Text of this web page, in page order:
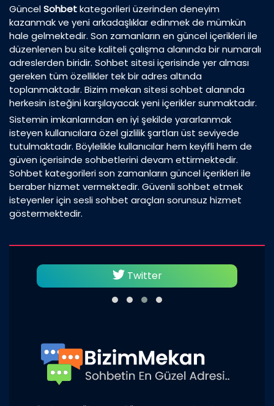
GüncelSohbetkategorileri üzerinden deneyim
kazanmak ve yeni arkadaşlıklar edinmek de mümkün
hale gelmektedir. Son zamanların en güncel içerikleri ile
düzenlenen bu site kaliteli çalışma alanında bir numaralı
adreslerden biridir. Sohbet sitesi içerisinde yer alması
gereken tüm özellikler tek bir adres altında
toplanmaktadır. Bizim mekan sitesi sohbet alanında
herkesin isteğini karşılayacak yeni içerikler sunmaktadır.
Sistemin imkanlarından en iyi şekilde yararlanmak
isteyen kullanıcılara özel gizlilik şartları üst seviyede
tutulmaktadır. Böylelikle kullanıcılar hem keyifli hem de
güven içerisinde sohbetlerini devam ettirmektedir.
Sohbet kategorileri son zamanların güncel içerikleri ile
beraber hizmet vermektedir. Güvenli sohbet etmek
isteyenler için sesli sohbet araçları sorunsuz hizmet
göstermektedir.
Twitter